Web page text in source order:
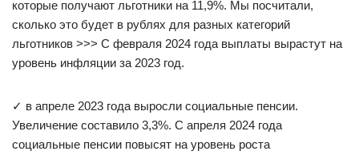
которые получают льготники на 11,9%. Мы посчитали,
сколько это будет в рублях для разных категорий
льготников >>> С февраля 2024 года выплаты вырастут на
уровень инфляции за 2023 год.
✓ в апреле 2023 года выросли социальные пенсии.
Увеличение составило 3,3%. С апреля 2024 года
социальные пенсии повысят на уровень роста